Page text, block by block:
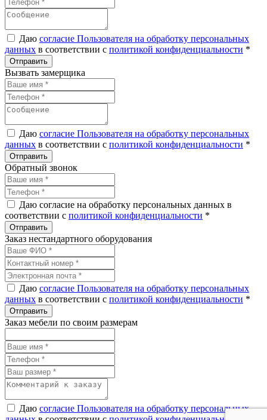
Даю согласие Пользователя на обработку персональных
данных в соответствии с политикой конфиденциальности *
Вызвать замерщика
Даю согласие Пользователя на обработку персональных
данных в соответствии с политикой конфиденциальности *
Обратный звонок
Даю согласие на обработку персональных данных в
соответствии с политикой конфиденциальности *
Заказ нестандартного оборудования
Даю согласие Пользователя на обработку персональных
данных в соответствии с политикой конфиденциальности *
Заказ мебели по своим размерам
Даю согласие Пользователя на обработку персональных